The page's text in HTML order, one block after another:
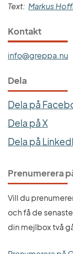
Text: Markus
Kontakt
info@greppa.nu
Dela
Dela på
Dela på X
Dela på
Prenumerera
Vill du
och få de
din mejlbox två